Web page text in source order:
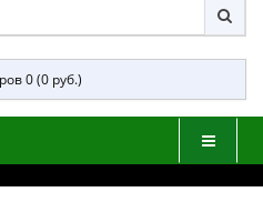
0 (0 руб.)